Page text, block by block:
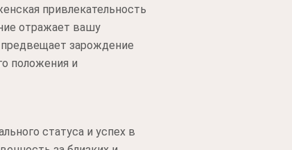
привлекательность
отражает вашу
зарождение
положения и
статуса и успех в